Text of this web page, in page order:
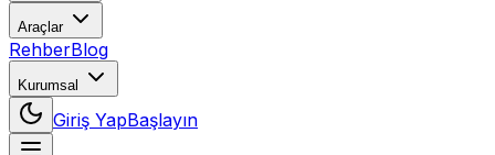
Araçlar
RehberBlog
Kurumsal
Giriş YapBaşlayın